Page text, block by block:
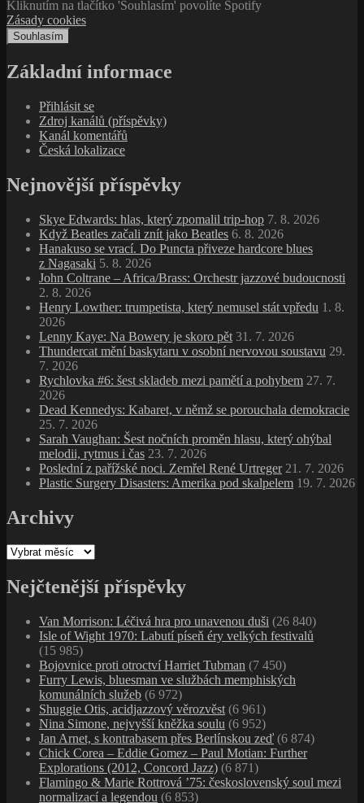
Kliknutím na tlačítko 'Souhlasím' povolíte Spotify
Zásady cookies
Souhlasím
Základní informace
Přihlásit se
Zdroj kanálů (příspěvky)
Kanál komentářů
Česká lokalizace
Nejnovější příspěvky
Skye Edwards: hlas, který zpomalil trip‑hop 7. 8. 2026
Když Beatles začali znít jako Beatles 6. 8. 2026
Hanakuso se vrací. Do Puncta přiveze hardcore blues
z Nagasaki 5. 8. 2026
John Coltrane – Africa/Brass: Orchestr jazzové budoucnosti
2. 8. 2026
Henry Lowther: trumpetista, který nemusel stát vpředu 1. 8.
2026
Lenny Kaye: Na Bowery je skoro pět 31. 7. 2026
Thundercat mění baskytaru v osobní nervovou soustavu 29.
7. 2026
Rychlovka #6: šest skladeb mezi pamětí a pohybem 27. 7.
2026
Dead Kennedys: Kabaret, v němž se porouchala demokracie
25. 7. 2026
Sarah Vaughan: Šest nočních proměn hlasu, který ohýbal
melodii, rytmus i čas 23. 7. 2026
Poslední z pařížské noci. Zemřel René Urtreger 21. 7. 2026
Plastic Surgery Disasters: Amerika pod skalpelem 19. 7. 2026
Archivy
Archivy
Nejčtenější příspěvky
Van Morrison: Léčivá hra pro unavenou duši (26 840)
Isle of Wight 1970: Labutí píseň éry velkých festivalů
(15 985)
Bojovnice proti otroctví Harriet Tubman (7 450)
Furry Lewis, bluesman ve službách memphiských
komunálních služeb (6 972)
Shuggie Otis, acidjazzový věrozvěst (6 961)
Nina Simone, nejvyšší kněžka soulu (6 952)
Jan Arnet, s kontrabasem přes Berlínskou zeď (6 874)
Chick Corea – Eddie Gomez – Paul Motian: Further
Explorations (2012, Concord Jazz) (6 871)
Flamingo & Marie Rottrová ’75: československý soul mezi
normalizací a legendou (6 853)